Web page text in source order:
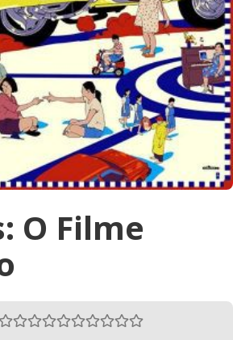
O Filme